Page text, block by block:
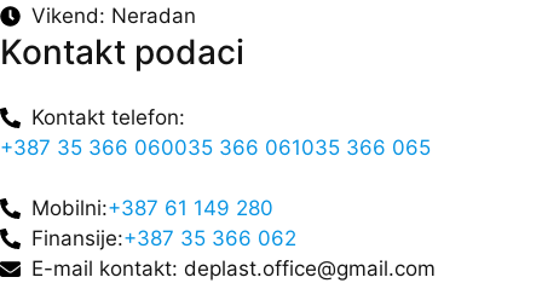
Vikend: Neradan
Kontakt podaci
Kontakt telefon:
+387 35 366 060035 366 061035 366 065
Mobilni:+387 61 149 280
Finansije:+387 35 366 062
E-mail kontakt: deplast.office@gmail.com